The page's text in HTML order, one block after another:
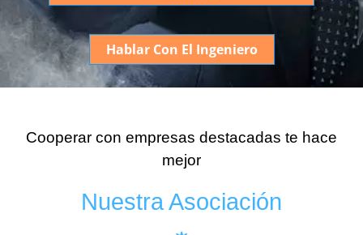
Hablar Con El Ingeniero
Cooperar con empresas destacadas te hace
mejor
Nuestra Asociación